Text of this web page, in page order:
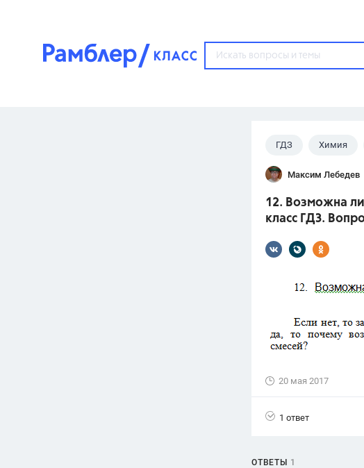
Популярные темы
ГДЗ
ОГЭ
Вузы
ответа
ответа
Spotlight
280 ответов
ГДЗ Химия
Максим Лебедев
12. Возможна
класс ГДЗ.
20 мая 2017
1 ответ
ОТВЕТЫ 1